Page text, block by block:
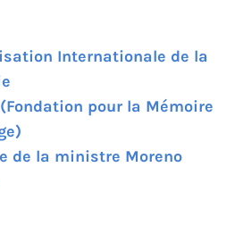
Internationale de la
pour la Mémoire
de la ministre Moreno